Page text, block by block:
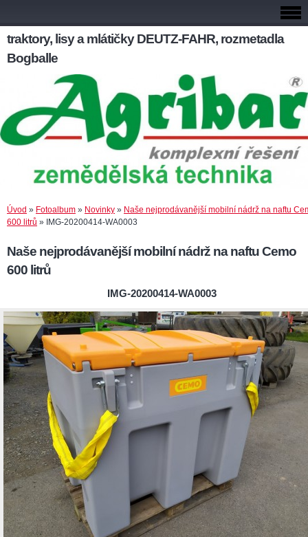
traktory, lisy a mlátičky DEUTZ-FAHR, rozmetadla
Bogballe
Úvod » Fotoalbum » Novinky » Naše nejprodávanější mobilní nádrž na naftu
600 litrů » IMG-20200414-WA0003
Naše nejprodávanější mobilní nádrž na naftu Cemo
600 litrů
IMG-20200414-WA0003